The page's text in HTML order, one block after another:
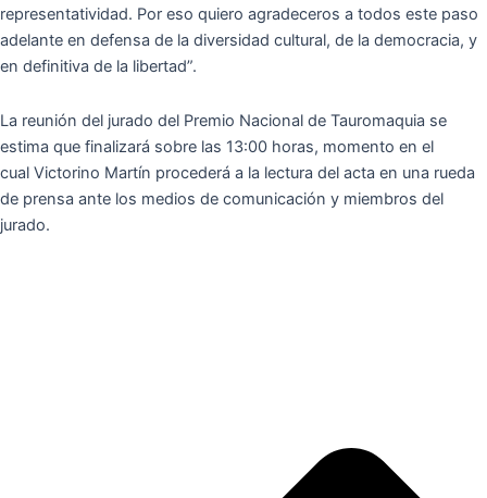
representatividad. Por eso quiero agradeceros a todos este paso
adelante en defensa de la diversidad cultural, de la democracia, y
en definitiva de la libertad”.
La reunión del jurado del Premio Nacional de Tauromaquia se
estima que finalizará sobre las 13:00 horas, momento en el
cual Victorino Martín procederá a la lectura del acta en una rueda
de prensa ante los medios de comunicación y miembros del
jurado.